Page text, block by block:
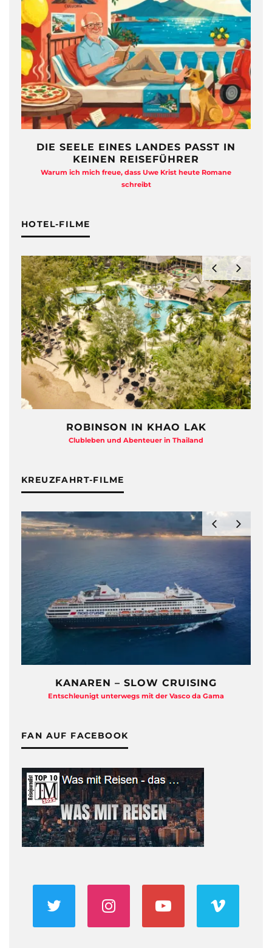
DIE SEELE EINES LANDES PASST IN
KEINEN REISEFÜHRER
Warum ich mich freue, dass Uwe Krist heute Romane
schreibt
HOTEL-FILME
ROBINSON IN KHAO LAK
Clubleben und Abenteuer in Thailand
KREUZFAHRT-FILME
KANAREN – SLOW CRUISING
Entschleunigt unterwegs mit der Vasco da Gama
FAN AUF FACEBOOK